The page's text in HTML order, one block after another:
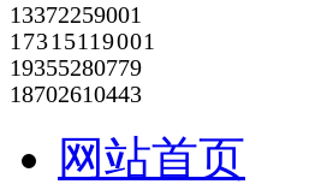
13372259001
17315119001
19355280779
18702610443
网站首页